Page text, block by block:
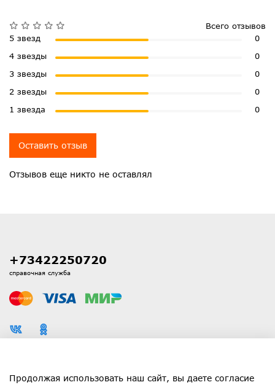
Отзывов еще никто не оставлял
Всего отзывов
5 звезд
0
4 звезды
0
3 звезды
0
2 звезды
0
1 звезда
0
Оставить отзыв
Каталог
+73422250720
справочная служба
Продолжая использовать наш сайт, вы даете согласие